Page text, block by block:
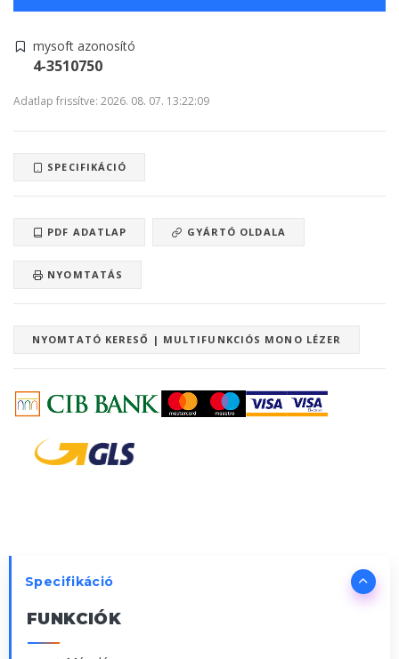
mysoft azonosító
4-3510750
Adatlap frissítve: 2026. 08. 07. 13:22:09
SPECIFIKÁCIÓ
PDF ADATLAP GYÁRTÓ OLDALA
NYOMTATÁS
NYOMTATÓ KERESŐ | MULTIFUNKCIÓS MONO LÉZER
Specifikáció
FUNKCIÓK